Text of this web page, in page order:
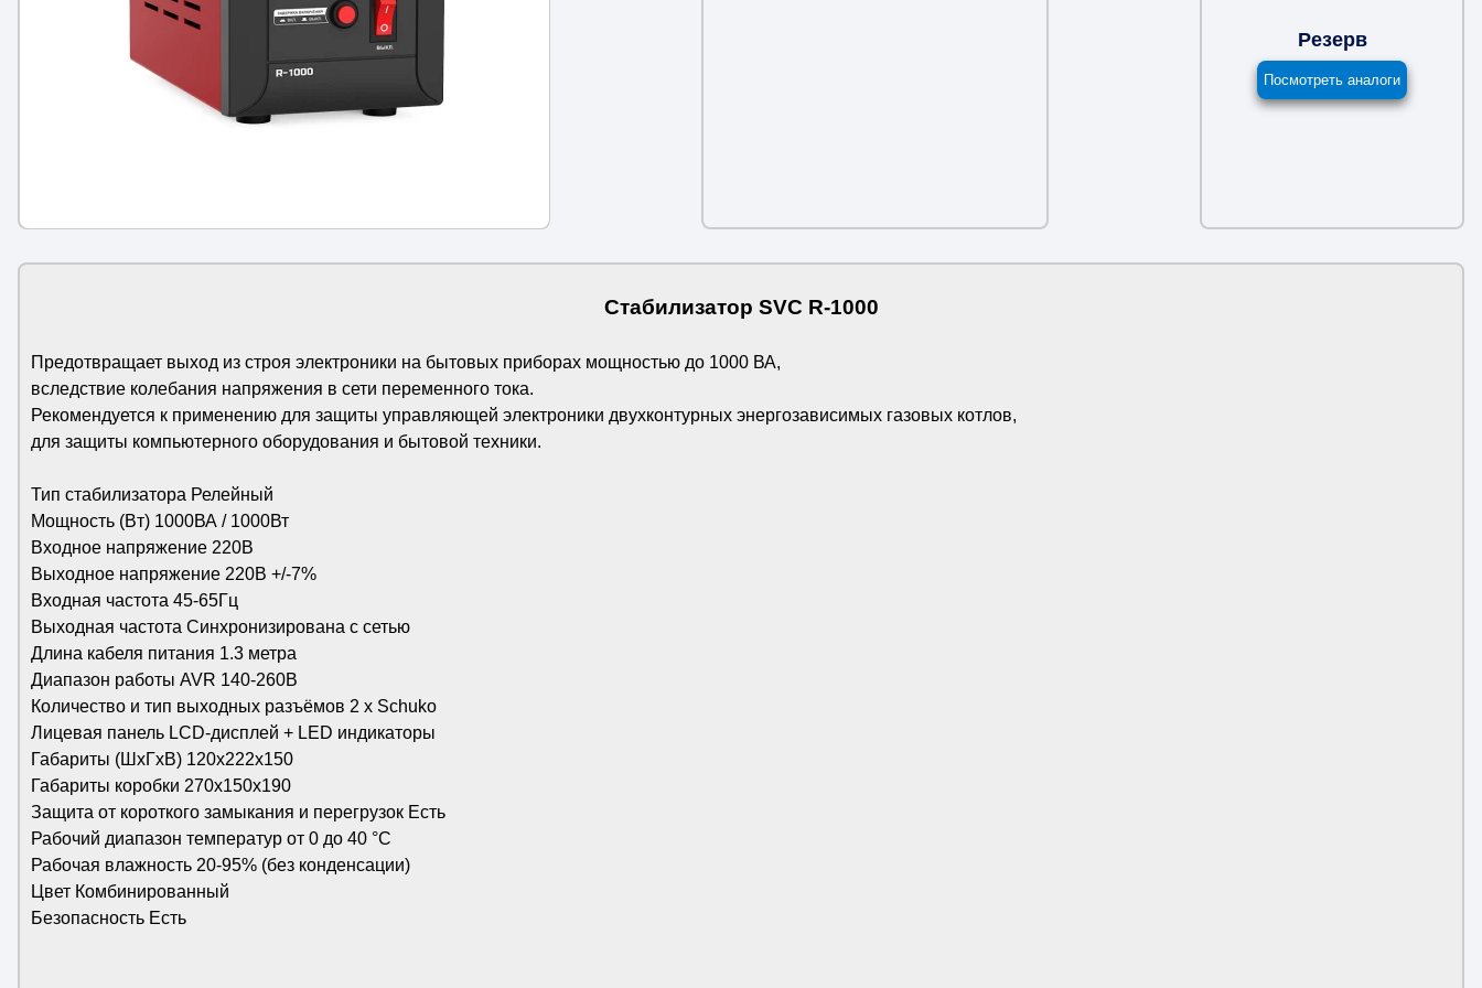
Резерв
Посмотреть аналоги
Стабилизатор SVC R-1000
Предотвращает выход из строя электроники на бытовых приборах мощностью до 1000 ВА,
вследствие колебания напряжения в сети переменного тока.
Рекомендуется к применению для защиты управляющей электроники двухконтурных энергозависимых газовых котлов,
для защиты компьютерного оборудования и бытовой техники.
Тип стабилизатора Релейный
Мощность (Bт) 1000ВА / 1000Вт
Входное напряжение 220В
Выходное напряжение 220В +/-7%
Входная частота 45-65Гц
Выходная частота Синхронизирована с сетью
Длина кабеля питания 1.3 метра
Диапазон работы AVR 140-260В
Количество и тип выходных разъёмов 2 х Schuko
Лицевая панель LCD-дисплей + LED индикаторы
Габариты (ШхГхВ) 120x222x150
Габариты коробки 270x150x190
Защита от короткого замыкания и перегрузок Есть
Рабочий диапазон температур от 0 до 40 °С
Рабочая влажность 20-95% (без конденсации)
Цвет Комбинированный
Безопасность Есть